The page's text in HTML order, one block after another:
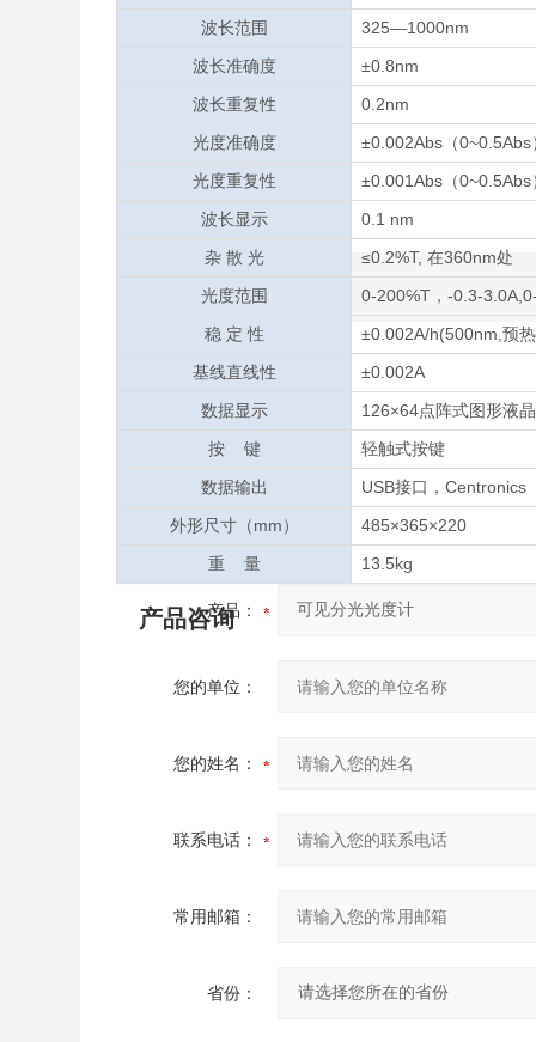
波长范围
325—1000nm
波长准确度
±0.8nm
波长重复性
0.2nm
光度准确度
±0.002Abs（
光度重复性
±0.001Abs（
波长显示
0.1 nm
杂 散 光
≤0.2%T, 在360nm处
光度范围
0-200℅T，-0.3-
稳 定 性
±0.002A/h(500nm,预
基线直线性
±0.002A
数据显示
126×64点阵式图形液
按 键
轻触式按键
数据输出
USB接口，Centronics
外形尺寸（mm）
485×365×220
重 量
13.5kg
产品咨询
产品：
您的单位：
您的姓名：
联系电话：
常用邮箱：
省份：